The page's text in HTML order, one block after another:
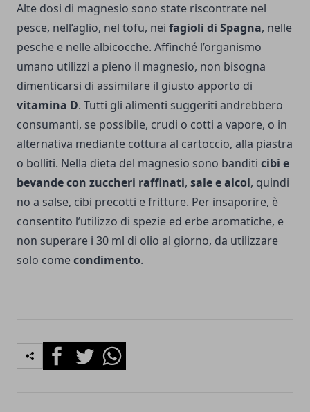
Alte dosi di magnesio sono state riscontrate nel
pesce, nell’aglio, nel tofu, nei fagioli di Spagna, nelle
pesche e nelle albicocche. Affinché l’organismo
umano utilizzi a pieno il magnesio, non bisogna
dimenticarsi di assimilare il giusto apporto di
vitamina D. Tutti gli alimenti suggeriti andrebbero
consumanti, se possibile, crudi o cotti a vapore, o in
alternativa mediante cottura al cartoccio, alla piastra
o bolliti. Nella dieta del magnesio sono banditi cibi e
bevande con zuccheri raffinati, sale e alcol, quindi
no a salse, cibi precotti e fritture. Per insaporire, è
consentito l’utilizzo di spezie ed erbe aromatiche, e
non superare i 30 ml di olio al giorno, da utilizzare
solo comecondimento.
FacebookTwitterWhatsapp